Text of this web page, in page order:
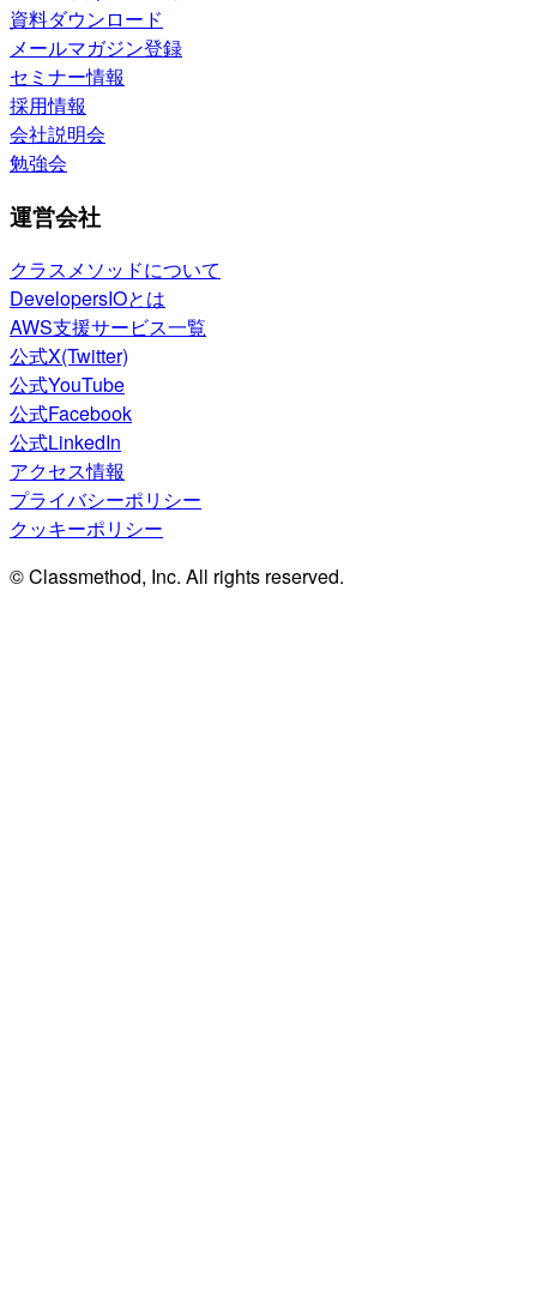
資料ダウンロード
メールマガジン登録
セミナー情報
採用情報
会社説明会
勉強会
運営会社
クラスメソッドについて
DevelopersIOとは
AWS支援サービス一覧
公式X(Twitter)
公式YouTube
公式Facebook
公式LinkedIn
アクセス情報
プライバシーポリシー
クッキーポリシー
© Classmethod, Inc. All rights reserved.